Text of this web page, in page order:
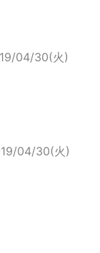
04/30(火)
04/30(火)